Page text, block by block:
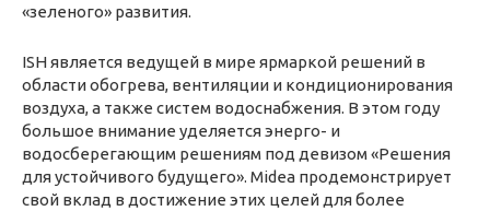
«зеленого» развития.
ISH является ведущей в мире ярмаркой решений в
области обогрева, вентиляции и кондиционирования
воздуха, а также систем водоснабжения. В этом году
большое внимание уделяется энерго- и
водосберегающим решениям под девизом «Решения
для устойчивого будущего». Midea продемонстрирует
свой вклад в достижение этих целей для более